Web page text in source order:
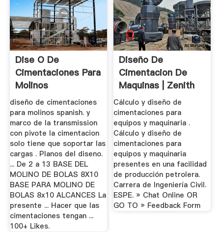
Dise O De
Cimentaciones Para
Molinos
diseño de cimentaciones
para molinos spanish. y
marco de la transmission
con pivote la cimentacion
solo tiene que soportar las
cargas . Planos del diseno.
... De 2 a 13 BASE DEL
MOLINO DE BOLAS 8X10
BASE PARA MOLINO DE
BOLAS 8x10 ALCANCES La
presente ... Hacer que las
cimentaciones tengan ...
100+ Likes.
Diseño De
Cimentacion De
Maquinas | Zenith
Maquinaria
Cálculo y diseño de
cimentaciones para
equipos y maquinaria .
Cálculo y diseño de
cimentaciones para
equipos y maquinaria
presentes en una facilidad
de producción petrolera.
Carrera de Ingeniería Civil.
ESPE. » Chat Online OR
GO TO » Feedback Form